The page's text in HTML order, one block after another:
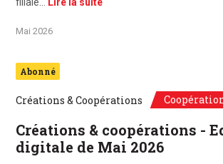
Mai 2026
Abonné
Créations & Coopérations
Créations & coopérations -
digitale de Mai 2026